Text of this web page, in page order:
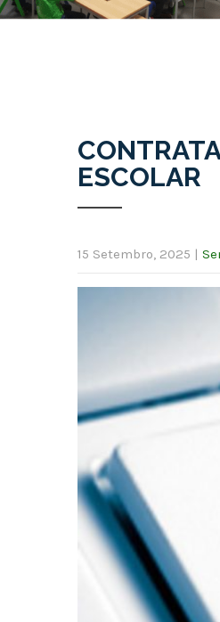
ESCOLAR
15 Setembro, 2025 |